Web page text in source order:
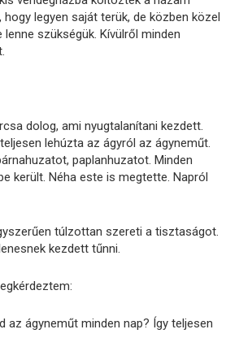
legyen saját terük, de közben közel
lenne szükségük. Kívülről minden
dolog, ami nyugtalanítani kezdett.
lehúzta az ágyról az ágyneműt.
paplanhuzatot. Minden
került. Néha este is megtette. Napról
túlzottan szereti a tisztaságot.
kezdett tűnni.
az ágyneműt minden nap? Így teljesen